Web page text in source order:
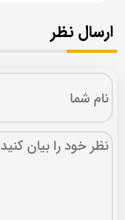
ارسال نظر